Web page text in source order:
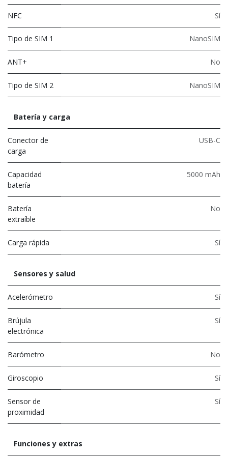
NFC Sí
Tipo de SIM 1 NanoSIM
ANT+ No
Tipo de SIM 2 NanoSIM
Batería y carga
Conector de
carga
USB-C
Capacidad
batería
5000 mAh
Batería
extraíble
No
Carga rápida Sí
Sensores y salud
Acelerómetro Sí
Brújula
electrónica
Sí
Barómetro No
Giroscopio Sí
Sensor de
proximidad
Sí
Funciones y extras